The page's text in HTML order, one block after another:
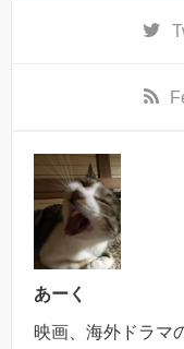
あーく
映画、海外ドラマ